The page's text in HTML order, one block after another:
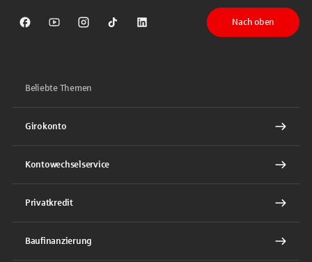
Sparkasse auf Facebook
Sparkasse auf Youtube
Sparkasse auf Instagram
Sparkasse auf TikTok
Sparkasse auf LinkedIn
Nach oben
Beliebte Themen
Girokonto
Kontowechselservice
Privatkredit
Baufinanzierung